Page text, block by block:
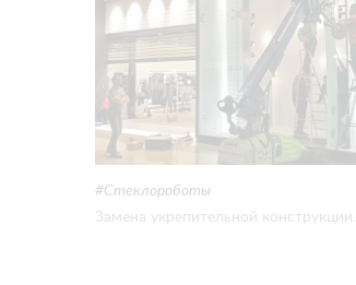
Стеклороботы
Замена укрепительной конструкции.